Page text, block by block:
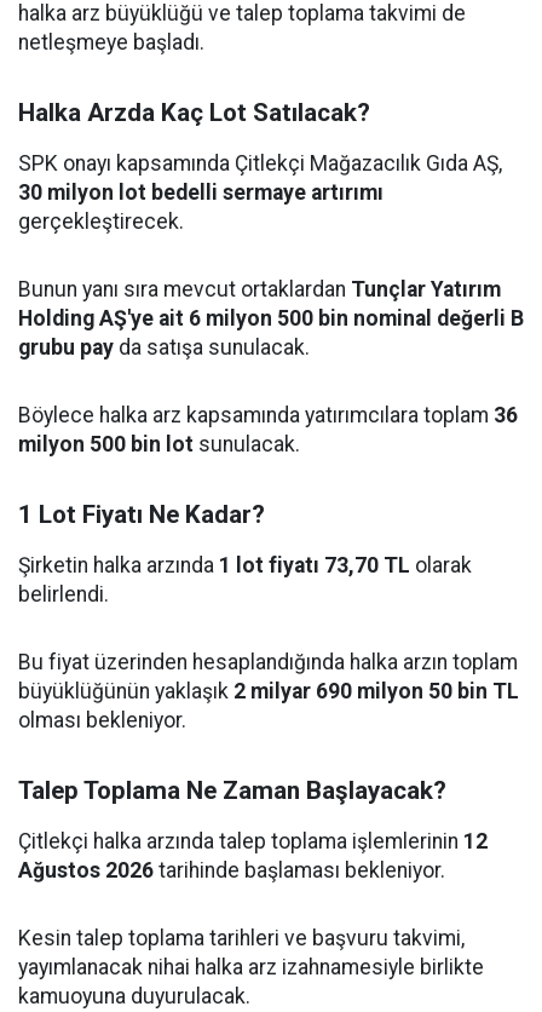
halka arz büyüklüğü ve talep toplama takvimi de
netleşmeye başladı.
Halka Arzda Kaç Lot Satılacak?
SPK onayı kapsamında Çitlekçi Mağazacılık Gıda AŞ,
30 milyon lot bedelli sermaye artırımı
gerçekleştirecek.
Bunun yanı sıra mevcut ortaklardan Tunçlar Yatırım
Holding AŞ'ye ait 6 milyon 500 bin nominal değerli B
grubu pay da satışa sunulacak.
Böylece halka arz kapsamında yatırımcılara toplam 36
milyon 500 bin lot sunulacak.
1 Lot Fiyatı Ne Kadar?
Şirketin halka arzında 1 lot fiyatı 73,70 TL olarak
belirlendi.
Bu fiyat üzerinden hesaplandığında halka arzın toplam
büyüklüğünün yaklaşık 2 milyar 690 milyon 50 bin TL
olması bekleniyor.
Talep Toplama Ne Zaman Başlayacak?
Çitlekçi halka arzında talep toplama işlemlerinin 12
Ağustos 2026 tarihinde başlaması bekleniyor.
Kesin talep toplama tarihleri ve başvuru takvimi,
yayımlanacak nihai halka arz izahnamesiyle birlikte
kamuoyuna duyurulacak.